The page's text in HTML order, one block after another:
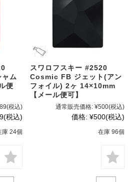
ム
便
(税込)
(税込)
庫 24個
スワロフスキー #2520
Cosmic FB ジェット(アン
フォイル) 2ヶ 14×10mm
【メール便可】
通常販売価格: ¥500(税込)
価格: ¥500(税込)
在庫 96個